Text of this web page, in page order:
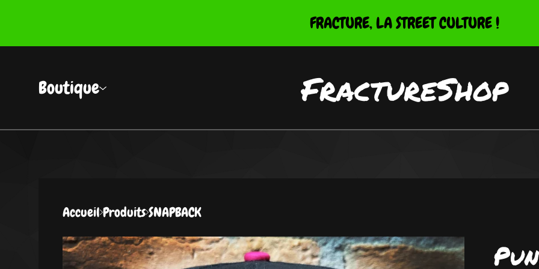
FRACTURE, LA STREET CULTURE !
Boutique FractureShop
Accueil ProduitsSNAPBACK